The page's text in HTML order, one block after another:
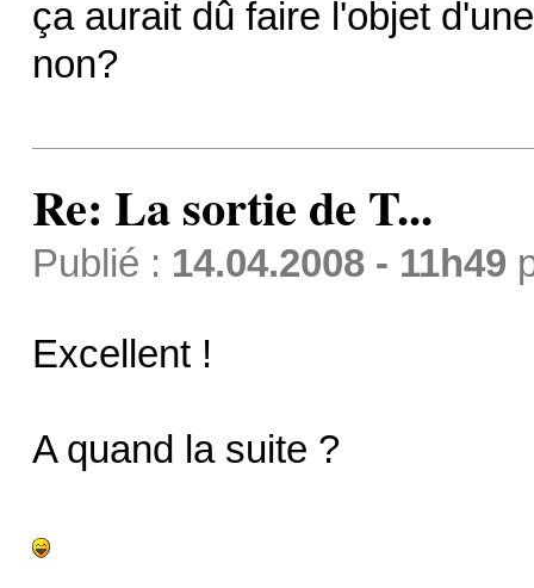
ça aurait dû faire l'objet
non?
Re: La sortie de T...
Publié : 14.04.2008 - 11h49
Excellent !
A quand la suite ?